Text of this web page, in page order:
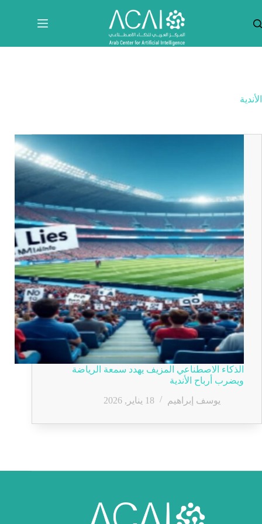
المحتوى
الأندية
الذكاء الاصطناعي المزيف يهدد سمعة الرياضة
ويضرب أرباح الأندية
يوسف إبراهيم
18 يناير, 2026